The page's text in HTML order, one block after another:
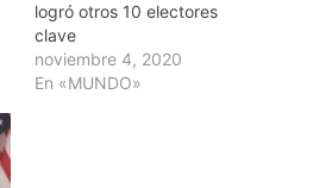
logró otros 10 electores
clave
noviembre 4, 2020
En «MUNDO»